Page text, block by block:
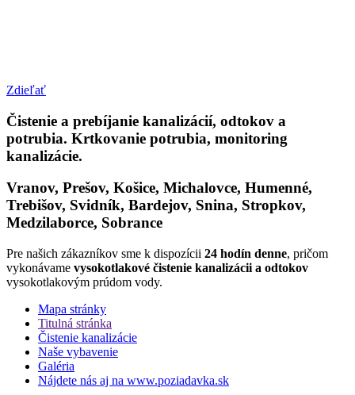
Zdieľať
Čistenie a prebíjanie kanalizácií, odtokov a
potrubia. Krtkovanie potrubia, monitoring
kanalizácie.
Vranov, Prešov, Košice, Michalovce, Humenné,
Trebišov, Svidník, Bardejov, Snina, Stropkov,
Medzilaborce, Sobrance
Pre našich zákazníkov sme k dispozícii 24 hodín denne, pričom
vykonávame vysokotlakové čistenie kanalizácii a odtokov
vysokotlakovým prúdom vody.
Mapa stránky
Titulná stránka
Čistenie kanalizácie
Naše vybavenie
Galéria
Nájdete nás aj na www.poziadavka.sk